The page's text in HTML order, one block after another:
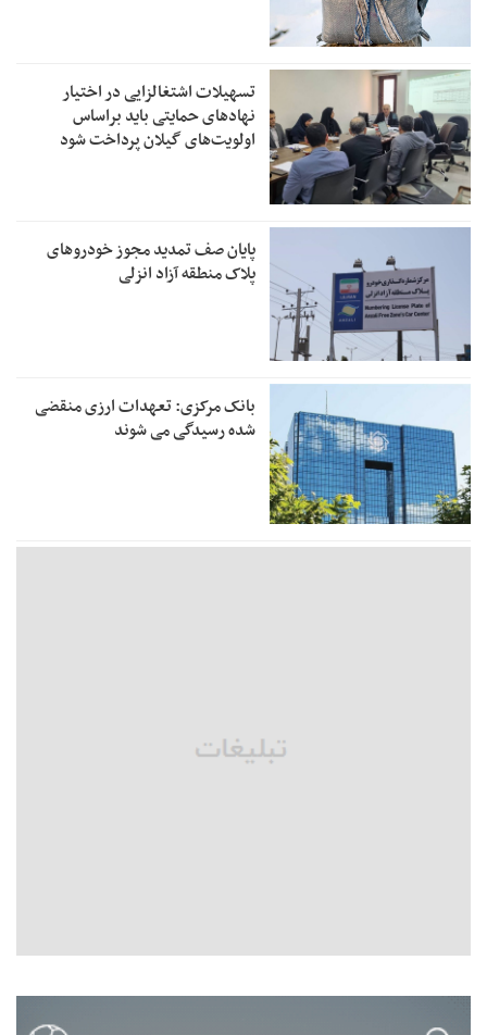
تسهیلات اشتغالزایی در اختیار
نهادهای حمایتی باید براساس
اولویت‌های گیلان پرداخت شود
پایان صف تمدید مجوز خودروهای
پلاک منطقه آزاد انزلی
بانک مرکزی: تعهدات ارزی منقضی
شده رسیدگی می شوند